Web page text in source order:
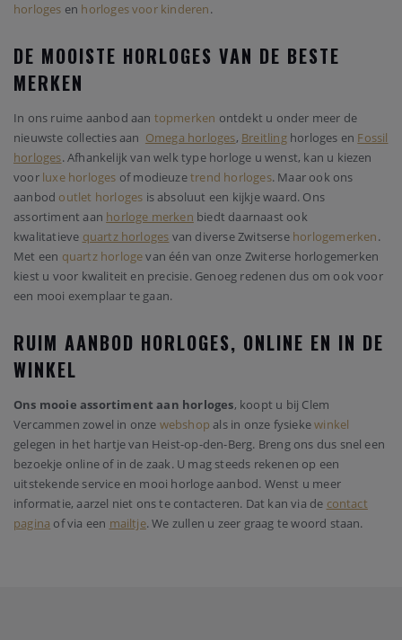
horloges en horloges voor kinderen.
DE MOOISTE HORLOGES VAN DE BESTE
MERKEN
In ons ruime aanbod aan topmerken ontdekt u onder meer de
nieuwste collecties aan Omega horloges, Breitlinghorloges en Fossil
horloges. Afhankelijk van welk type horloge u wenst, kan u kiezen
voor luxe horloges of modieuzetrend horloges. Maar ook ons
aanbod outlet horloges is absoluut een kijkje waard. Ons
assortiment aan horloge merken biedt daarnaast ook
kwalitatieve quartz horloges van diverse Zwitserse horlogemerken.
Met een quartz horlogevan één van onze Zwiterse horlogemerken
kiest u voor kwaliteit en precisie. Genoeg redenen dus om ook voor
een mooi exemplaar te gaan.
RUIM AANBOD HORLOGES, ONLINE EN IN DE
WINKEL
Ons mooie assortiment aan horloges, koopt u bij Clem
Vercammen zowel in onze webshop als in onze fysiekewinkel
gelegen in het hartje van Heist-op-den-Berg. Breng ons dus snel een
bezoekje online of in de zaak. U mag steeds rekenen op een
uitstekende service en mooi horloge aanbod. Wenst u meer
informatie, aarzel niet ons te contacteren. Dat kan via de contact
pagina of via een mailtje. We zullen u zeer graag te woord staan.